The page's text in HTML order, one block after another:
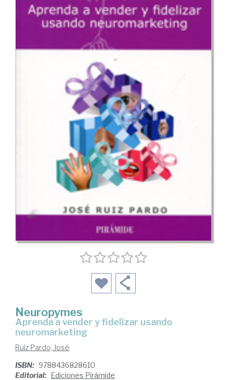
Neuropymes
aprenda a vender y fidelizar usando
neuromarketing
Ruiz Pardo, José
ISBN: 9788436828610
Editorial: Ediciones Pirámide